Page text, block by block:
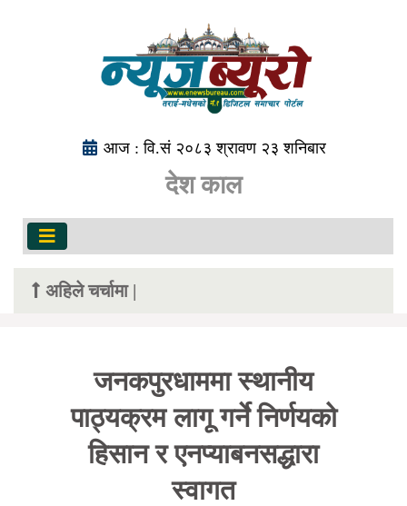
आज : वि.सं २०८३ श्रावण २३ शनिबार
देश काल
अहिले चर्चामा |
जनकपुरधाममा स्थानीय
पाठ्यक्रम लागू गर्ने निर्णयको
हिसान र एनप्याबनसद्धारा
स्वागत